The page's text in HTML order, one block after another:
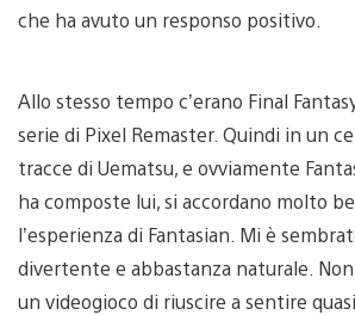
che ha avuto un responso positivo.
Allo stesso tempo c’erano Final
serie di Pixel Remaster. Quindi in un
tracce di Uematsu, e ovviamente
ha composte lui, si accordano molto
l’esperienza di Fantasian. Mi è
divertente e abbastanza naturale.
un videogioco di riuscire a sentire